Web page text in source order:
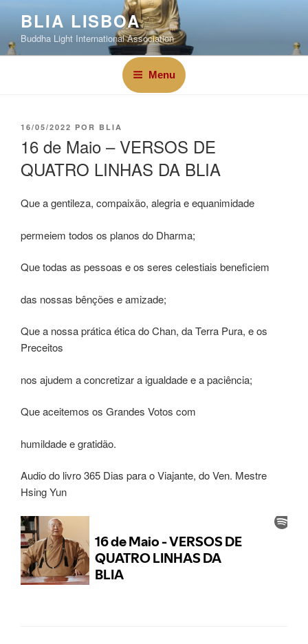
BLIA LISBOA
Buddha Light International Association
Menu
16/05/2022 POR BLIA
16 de Maio – VERSOS DE
QUATRO LINHAS DA BLIA
Que a gentileza, compaixão, alegria e equanimidade
permeiem todos os planos do Dharma;
Que todas as pessoas e os seres celestiais beneficiem
das nossas bênções e amizade;
Que a nossa prática ética do Chan, da Terra Pura, e os
Preceitos
nos ajudem a concretizar a igualdade e a paciência;
Que aceitemos os Grandes Votos com
humildade e gratidão.
Audio do livro 365 Dias para o Viajante, do Ven. Mestre
Hsing Yun